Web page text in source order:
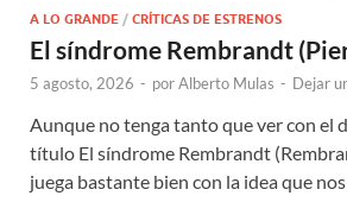
A LO GRANDE / CRÍTICAS DE ESTRENOS
El síndrome Rembrandt
5 agosto, 2026 - porAlberto Mulas - Dejar
Aunque no tenga tanto que ver con el
título El síndrome Rembrandt
juega bastante bien con la idea que